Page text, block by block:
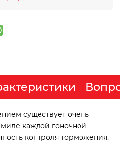
существует очень
миле каждой гоночной
контроля торможения.